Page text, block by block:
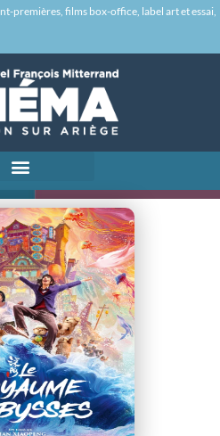
premières, films box-office, label art et essai,